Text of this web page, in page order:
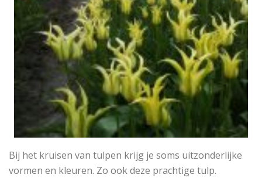
Bij het kruisen van tulpen krijg je soms uitzonderlijke
vormen en kleuren. Zo ook deze prachtige tulp.